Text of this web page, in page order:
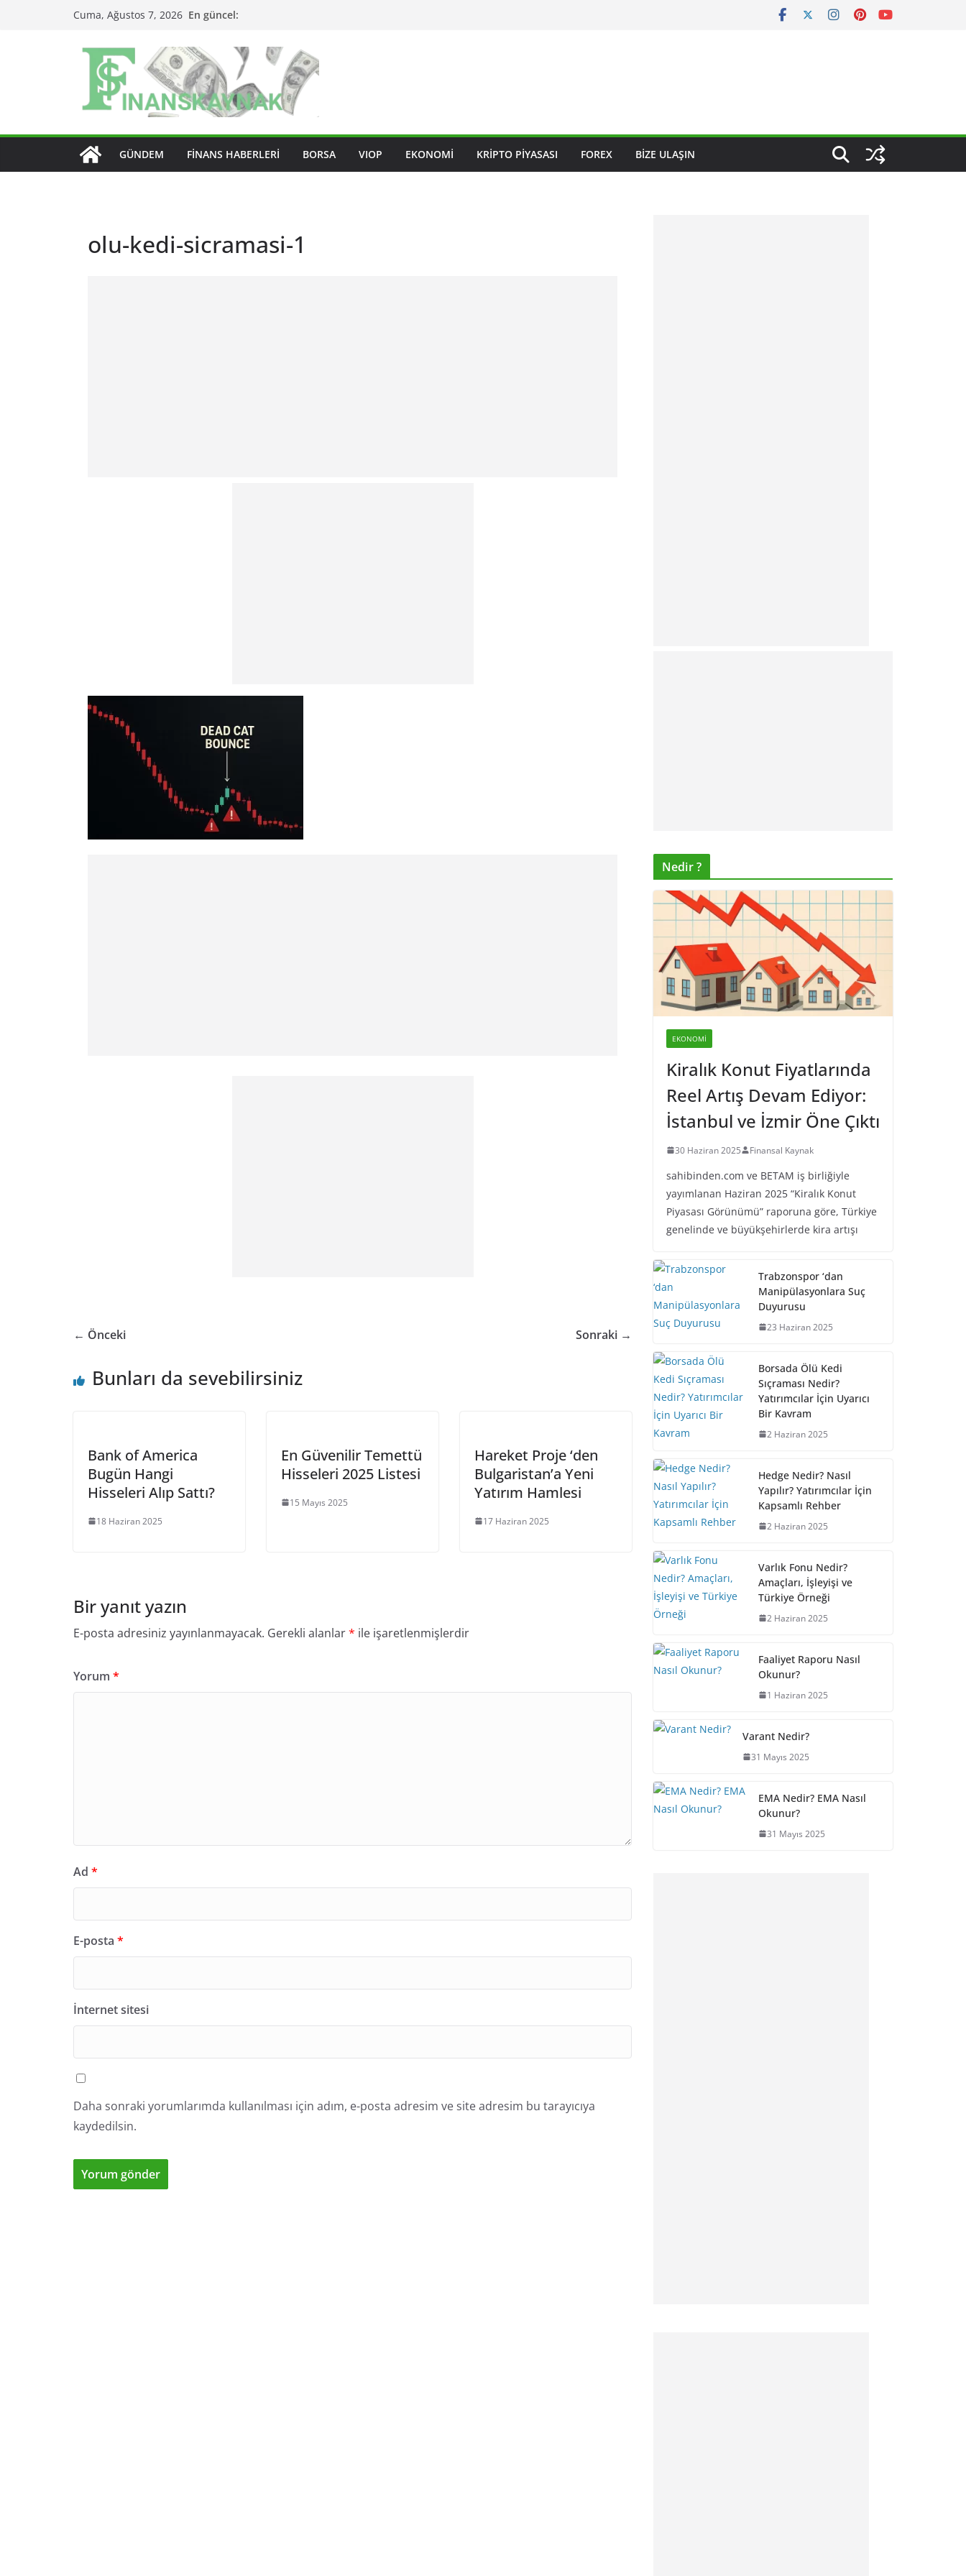
Cuma, Ağustos 7, 2026 En güncel:
GÜNDEM FINANS HABERLERI BORSA VIOP EKONOMI KRIPTO PIYASASI FOREX BIZE ULAŞIN
olu-kedi-sicramasi-1
← Önceki Sonraki →
Bunları da sevebilirsiniz
Bank of America
Bugün Hangi
Hisseleri Alıp Sattı?
18 Haziran 2025
En Güvenilir Temettü
Hisseleri 2025 Listesi
15 Mayıs 2025
Hareket Proje ‘den
Bulgaristan’a Yeni
Yatırım Hamlesi
17 Haziran 2025
Bir yanıt yazın
E-posta adresiniz yayınlanmayacak. Gerekli alanlar* ile işaretlenmişlerdir
Yorum *
Ad *
E-posta *
İnternet sitesi
Daha sonraki yorumlarımda kullanılması için adım, e-posta adresim ve site adresim bu tarayıcıya
kaydedilsin.
Nedir ?
EKONOMI
Kiralık Konut Fiyatlarında
Reel Artış Devam Ediyor:
İstanbul ve İzmir Öne Çıktı
30 Haziran 2025 Finansal Kaynak
sahibinden.com ve BETAM iş birliğiyle
yayımlanan Haziran 2025 “Kiralık Konut
Piyasası Görünümü” raporuna göre, Türkiye
genelinde ve büyükşehirlerde kira artışı
Trabzonspor ‘dan
Manipülasyonlara Suç
Duyurusu
23 Haziran 2025
Borsada Ölü Kedi
Sıçraması Nedir?
Yatırımcılar İçin Uyarıcı
Bir Kavram
2 Haziran 2025
Hedge Nedir? Nasıl
Yapılır? Yatırımcılar İçin
Kapsamlı Rehber
2 Haziran 2025
Varlık Fonu Nedir?
Amaçları, İşleyişi ve
Türkiye Örneği
2 Haziran 2025
Faaliyet Raporu Nasıl
Okunur?
1 Haziran 2025
Varant Nedir?
31 Mayıs 2025
EMA Nedir? EMA Nasıl
Okunur?
31 Mayıs 2025